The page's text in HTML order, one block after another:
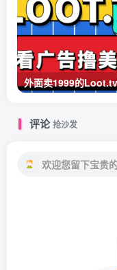
评论抢沙发
欢迎您留下宝贵的